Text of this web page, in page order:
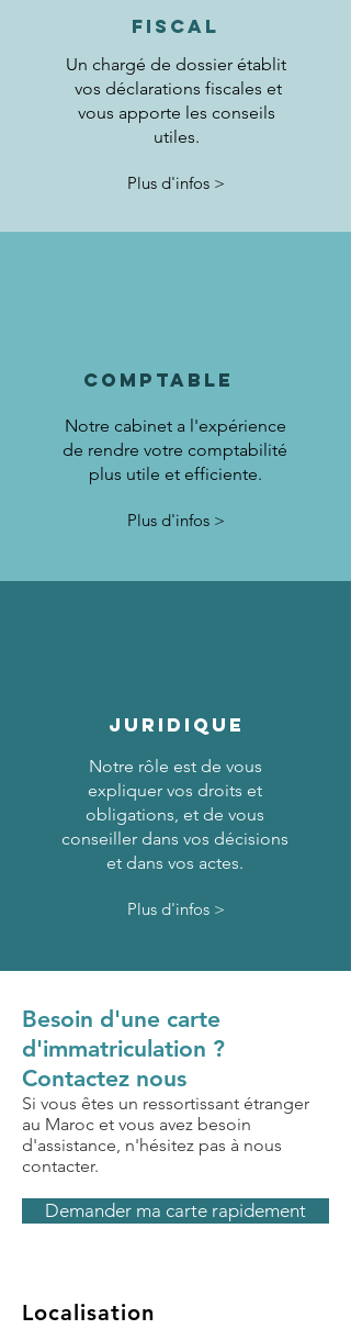
FISCAL
Un chargé de dossier établit
vos déclarations fiscales et
vous apporte les conseils
utiles.
Plus d'infos >
comptablE
Notre cabinet a l'expérience
de rendre votre comptabilité
plus utile et efficiente.
Plus d'infos >
JURIDIQUE
Notre rôle est de vous
expliquer vos droits et
obligations, et de vous
conseiller dans vos décisions
et dans vos actes.
Plus d'infos >
Besoin d'une carte
d'immatriculation ?
Contactez nous
Si vous êtes un ressortissant étranger
au Maroc et vous avez besoin
d'assistance, n'hésitez pas à nous
contacter.
Demander ma carte rapidement
Localisation